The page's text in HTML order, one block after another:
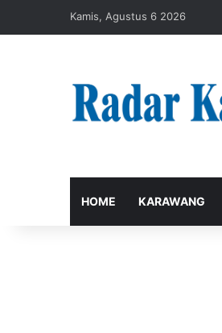
Kamis, Agustus 6 2026
HOME KARAWANG